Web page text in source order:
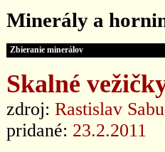
Minerály a
Zbieranie minerálov
Skalné
zdroj: Rastislav
pridané: 23.2.2011